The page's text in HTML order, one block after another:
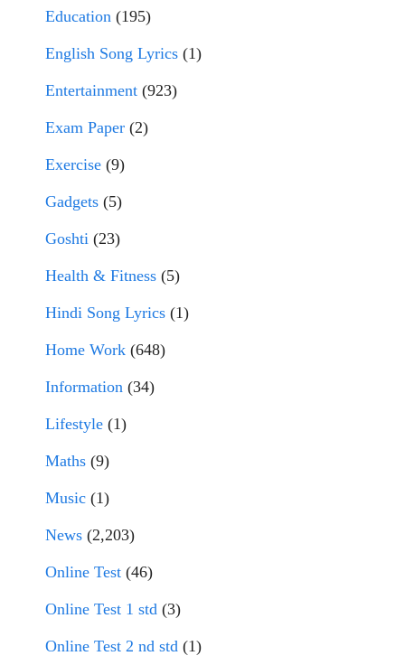
Education (195)
English Song Lyrics (1)
Entertainment (923)
Exam Paper (2)
Exercise (9)
Gadgets (5)
Goshti (23)
Health & Fitness (5)
Hindi Song Lyrics (1)
Home Work (648)
Information (34)
Lifestyle (1)
Maths (9)
Music (1)
News (2,203)
Online Test (46)
Online Test 1 std (3)
Online Test 2 nd std (1)